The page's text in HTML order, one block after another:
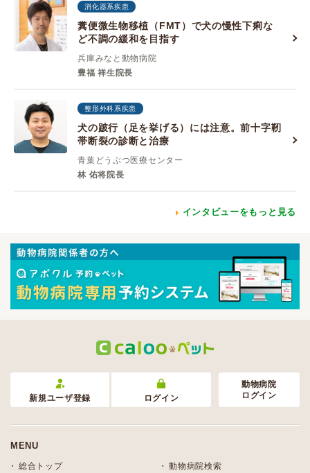
消化器系疾患
糞便微生物移植（FMT）で犬の慢性下痢な
ど不調の緩和を目指す
兵庫みなと動物病院
豊福 祥生院長
整形外科系疾患
犬の跛行（足を挙げる）には注意。前十字靭
帯断裂の診断と治療
青葉どうぶつ医療センター
林 佑将院長
インタビューをもっと見る
新規ユーザ登録 ログイン
動物病院
ログイン
MENU
総合トップ 動物病院検索